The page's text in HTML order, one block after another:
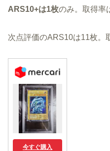
ARS10+は1枚のみ。取得率
次点評価のARS10は11枚。
今すぐ購入